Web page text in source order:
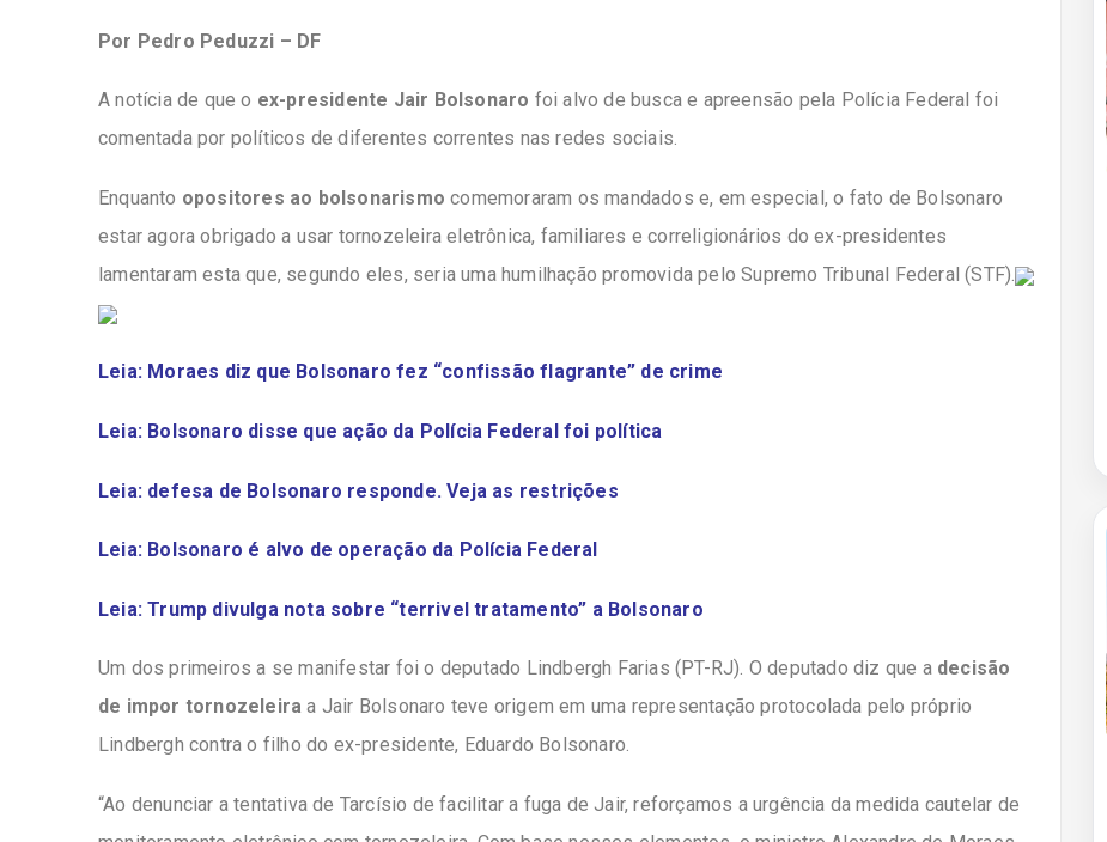
k
Por Pedro Peduzzi – DF
A notícia de que o ex-presidente Jair Bolsonaro foi alvo de busca e apreensão pela Polícia Federal foi
comentada por políticos de diferentes correntes nas redes sociais.
Enquanto opositores ao bolsonarismo comemoraram os mandados e, em especial, o fato de Bolsonaro
estar agora obrigado a usar tornozeleira eletrônica, familiares e correligionários do ex-presidentes
lamentaram esta que, segundo eles, seria uma humilhação promovida pelo Supremo Tribunal Federal (STF).
Leia: Moraes diz que Bolsonaro fez “confissão flagrante” de crime
Leia: Bolsonaro disse que ação da Polícia Federal foi política
Leia: defesa de Bolsonaro responde. Veja as restrições
Leia: Bolsonaro é alvo de operação da Polícia Federal
Leia: Trump divulga nota sobre “terrivel tratamento” a Bolsonaro
Um dos primeiros a se manifestar foi o deputado Lindbergh Farias (PT-RJ). O deputado diz que a decisão
de impor tornozeleira a Jair Bolsonaro teve origem em uma representação protocolada pelo próprio
Lindbergh contra o filho do ex-presidente, Eduardo Bolsonaro.
“Ao denunciar a tentativa de Tarcísio de facilitar a fuga de Jair, reforçamos a urgência da medida cautelar de